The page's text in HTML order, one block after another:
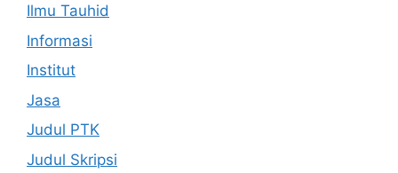
Ilmu Tauhid
Informasi
Institut
Jasa
Judul PTK
Judul Skripsi